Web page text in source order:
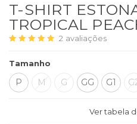
T-SHIRT
TROPICAL
2 avaliações
Tamanho
P M G GG G1
Ver tabela